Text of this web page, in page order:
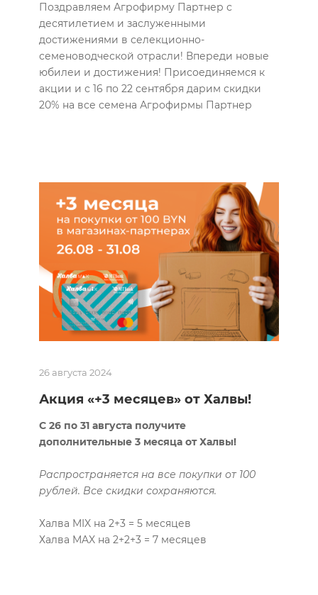
Поздравляем Агрофирму Партнер с
десятилетием и заслуженными
достижениями в селекционно-
семеноводческой отрасли! Впереди новые
юбилеи и достижения! Присоединяемся к
акции и с 16 по 22 сентября дарим скидки
20% на все семена Агрофирмы Партнер
26 августа 2024
Акция «+3 месяцев» от Халвы!
С 26 по 31 августа получите
дополнительные 3 месяца от Халвы!
Распространяется на все покупки от 100
рублей. Все скидки сохраняются.
Халва MIX на 2+3 = 5 месяцев
Халва MAX на 2+2+3 = 7 месяцев